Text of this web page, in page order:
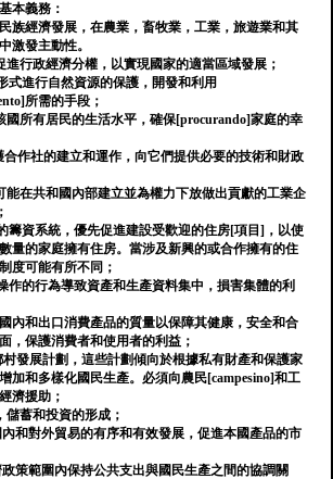
本義務：
族經濟發展，在農業，畜牧業，工業，旅遊業和其
激發主動性。
進行政經濟分權，以實現國家的適當區域發展；
式進行自然資源的保護，開發和利用
所需的手段；
國所有居民的生活水平，確保[procurando]家庭的幸
合作社的建立和運作，向它們提供必要的技術和財政
能在共和國內部建立並為權力下放做出貢獻的工業企
籌資系統，優先促進建設受歡迎的住房[項目]，以使
量的家庭擁有住房。當涉及新興的或合作擁有的住
度可能有所不同；
作的行為導致資產和生產資料集中，損害集體的利
內和出口消費產品的質量以保障其健康，安全和合
，保護消費者和使用者的利益；
發展計劃，這些計劃傾向於根據私有財產和保護家
加和多樣化國民生產。必須向農民[campesino]和工
濟援助；
儲蓄和投資的形成；
和對外貿易的有序和有效發展，促進本國產品的市
策範圍內保持公共支出與國民生產之間的協調關